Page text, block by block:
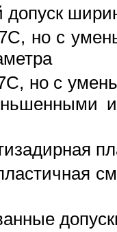
но с
но с